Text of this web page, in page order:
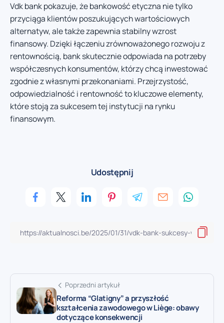
Vdk bank pokazuje, że bankowość etyczna nie tylko
przyciąga klientów poszukujących wartościowych
alternatyw, ale także zapewnia stabilny wzrost
finansowy. Dzięki łączeniu zrównoważonego rozwoju z
rentownością, bank skutecznie odpowiada na potrzeby
współczesnych konsumentów, którzy chcą inwestować
zgodnie z własnymi przekonaniami. Przejrzystość,
odpowiedzialność i rentowność to kluczowe elementy,
które stoją za sukcesem tej instytucji na rynku
finansowym.
Udostępnij
Poprzedni artykuł
Reforma “Glatigny” a przyszłość
kształcenia zawodowego w Liège: obawy
dotyczące konsekwencji